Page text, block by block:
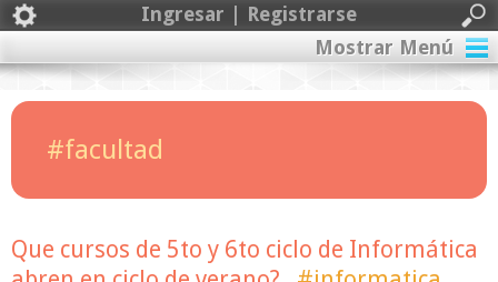
Ingresar | Registrarse
Mostrar Menú
#facultad
Que cursos de 5to y 6to ciclo de Informática